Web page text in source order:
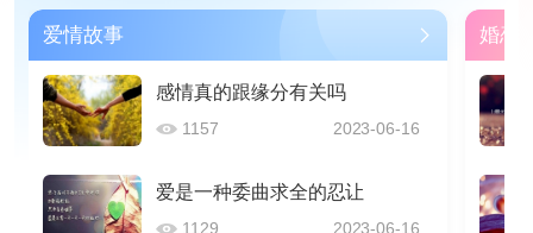
爱情故事
感情真的跟缘分有关吗
1157 2023-06-16
爱是一种委曲求全的忍让
1129 2023-06-16
婚恋